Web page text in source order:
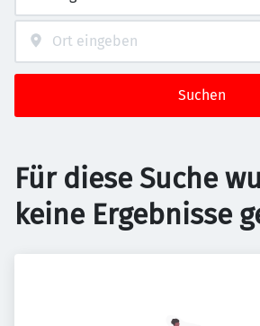
Suchen
Für diese Suche
keine Ergebnisse